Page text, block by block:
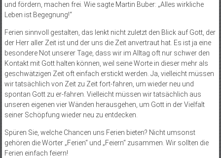
und fördern, machen frei. Wie sagte Martin Buber: „Alles wirkliche
Leben ist Begegnung!“
Ferien sinnvoll gestalten, das lenkt nicht zuletzt den Blick auf Gott, der
der Herr aller Zeit ist und der uns die Zeit anvertraut hat. Es ist ja eine
besondere Not unserer Tage, dass wir im Alltag oft nur schwer den
Kontakt mit Gott halten können, weil seine Worte in dieser mehr als
geschwätzigen Zeit oft einfach erstickt werden. Ja, vielleicht müssen
wir tatsächlich von Zeit zu Zeit fort-fahren, um wieder neu und
spontan Gott zu er-fahren. Vielleicht müssen wir tatsächlich aus
unseren eigenen vier Wänden herausgehen, um Gott in der Vielfalt
seiner Schöpfung wieder neu zu entdecken.
Spüren Sie, welche Chancen uns Ferien bieten? Nicht umsonst
gehören die Wörter „Ferien“ und „Feiern“ zusammen. Wir sollten die
Ferien einfach feiern!